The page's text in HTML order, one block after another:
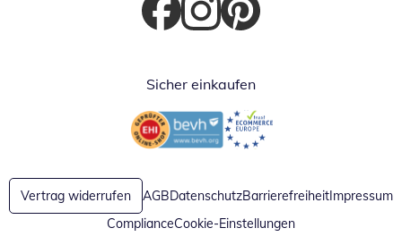
Öffnet in neuem Fenster
Öffnet in neuem Fenster
Öffnet in neuem Fenster
Sicher einkaufen
Öffnet in neuem FensterÖffnet in neuem Fenster
Vertrag widerrufen AGBDatenschutzBarrierefreiheitImpressum
ComplianceCookie-Einstellungen